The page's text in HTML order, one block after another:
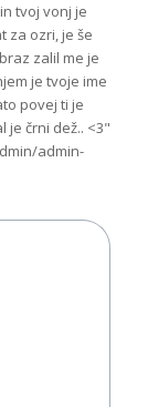
tvoj vonj je
za ozri, je še
zalil me je
je tvoje ime
povej ti je
je črni dež.. <3"
admin-